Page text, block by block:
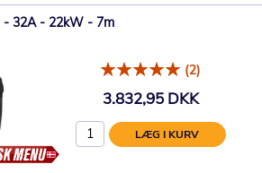
- 32A - 22kW - 7m
(2)
3.832,95 DKK
LÆG I KURV